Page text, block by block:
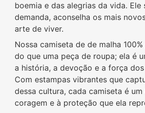
boemia e das alegrias da vida. Ele
demanda, aconselha os mais
arte de viver.
Nossa camiseta de de malha
do que uma peça de roupa; ela é
a história, a devoção e a força
Com estampas vibrantes que
dessa cultura, cada camiseta é
coragem e à proteção que ela